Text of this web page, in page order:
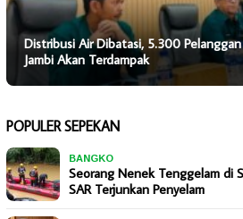
Distribusi Air Dibatasi, 5.300
Jambi Akan Terdampak
POPULER SEPEKAN
BANGKO
Seorang Nenek Tenggelam di
SAR Terjunkan Penyelam